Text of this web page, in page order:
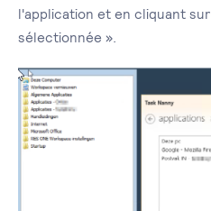
l'application et en cliquant
sélectionnée ».